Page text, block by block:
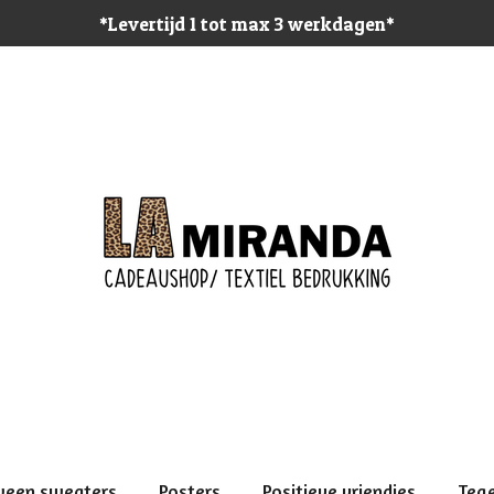
*Levertijd 1 tot max 3 werkdagen*